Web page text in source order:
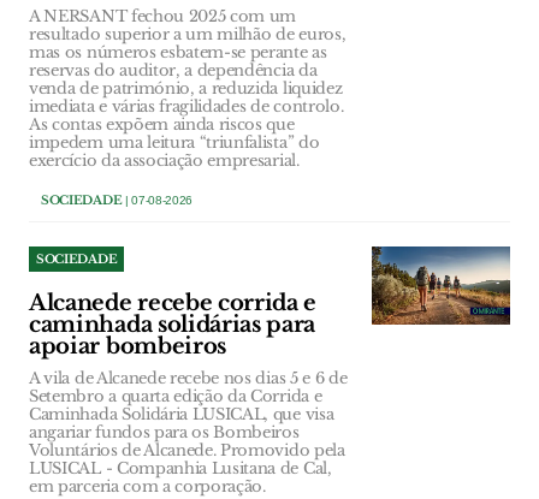
A NERSANT fechou 2025 com um
resultado superior a um milhão de euros,
mas os números esbatem-se perante as
reservas do auditor, a dependência da
venda de património, a reduzida liquidez
imediata e várias fragilidades de controlo.
As contas expõem ainda riscos que
impedem uma leitura “triunfalista” do
exercício da associação empresarial.
SOCIEDADE| 07-08-2026
SOCIEDADE
Alcanede recebe corrida e
caminhada solidárias para
apoiar bombeiros
A vila de Alcanede recebe nos dias 5 e 6 de
Setembro a quarta edição da Corrida e
Caminhada Solidária LUSICAL, que visa
angariar fundos para os Bombeiros
Voluntários de Alcanede. Promovido pela
LUSICAL - Companhia Lusitana de Cal,
em parceria com a corporação.